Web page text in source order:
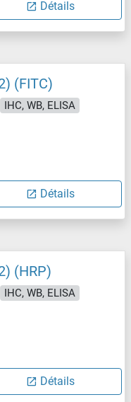
Détails
(FITC)
IHC, WB, ELISA
Détails
(HRP)
IHC, WB, ELISA
Détails